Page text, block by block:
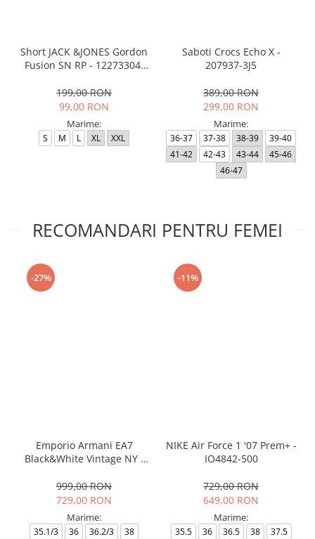
Short JACK &JONES Gordon
Fusion SN RP - 12273304-
199,00 RON
99,00 RON
Marime:
S M L XL XXL
Saboti Crocs Echo X -
207937-3J5
389,00 RON
299,00 RON
Marime:
36-37 37-38 38-39
39-40
41-42
42-43 43-44
45-46
46-47
RECOMANDARI PENTRU FEMEI
-27%
Emporio Armani EA7
Black&White Vintage NY -
999,00 RON
729,00 RON
Marime:
35.1/3 36 36.2/3
38
-11%
NIKE Air Force 1 '07 Prem+ -
IO4842-500
729,00 RON
649,00 RON
Marime:
35.5 36 36.5 38
37.5